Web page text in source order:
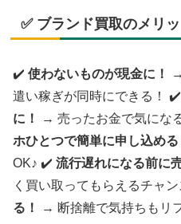
✅ ブランド買取のメリッ
✔️ 使わないものが現金に！
遣い稼ぎが同時にできる！ ✔️
に！
→ 売ったお金で気にな
ホひとつで簡単に申し込める
OK♪ ✔️ 流行遅れになる前に
く買い取ってもらえるチャ
る！
→ 断捨離で気持ちもリ